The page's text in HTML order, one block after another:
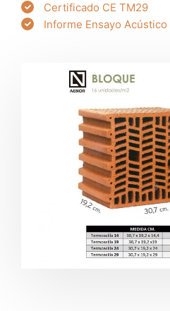
Certificado CE TM29
Informe Ensayo